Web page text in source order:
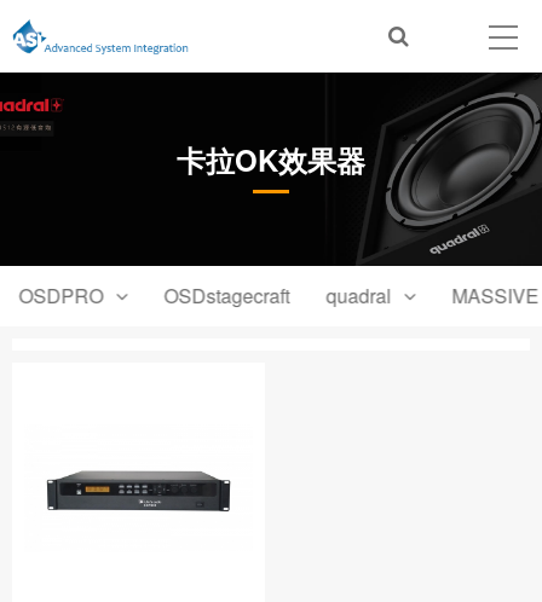
卡拉OK效果器
OSDPRO OSDstagecraft quadral MASSIVE